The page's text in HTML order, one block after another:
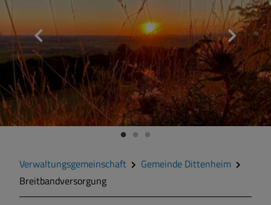
Aktuelles
Verwaltungsgemeinschaft
Gemeinde Alesheim
Markt Markt Berolzheim
Verwaltungsgemeinschaft
Gemeinde Dittenheim
Breitbandversorgung